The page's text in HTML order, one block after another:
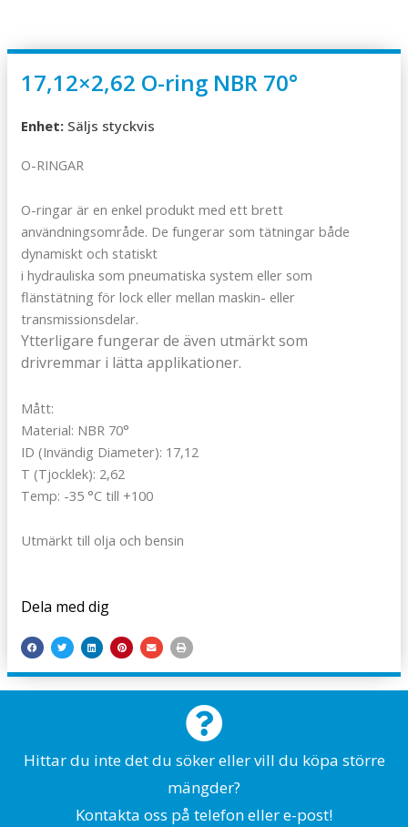
17,12×2,62 O-ring NBR 70°
Enhet: Säljs styckvis
O-RINGAR
O-ringar är en enkel produkt med ett brett
användningsområde. De fungerar som tätningar både
dynamiskt och statiskt
i hydrauliska som pneumatiska system eller som
flänstätning för lock eller mellan maskin- eller
transmissionsdelar.
Ytterligare fungerar de även utmärkt som
drivremmar i lätta applikationer.
Mått:
Material: NBR 70°
ID (Invändig Diameter): 17,12
T (Tjocklek): 2,62
Temp: -35 °C till +100
Utmärkt till olja och bensin
Dela med dig
Hittar du inte det du söker eller vill du köpa större
mängder?
Kontakta oss på telefon eller e-post!